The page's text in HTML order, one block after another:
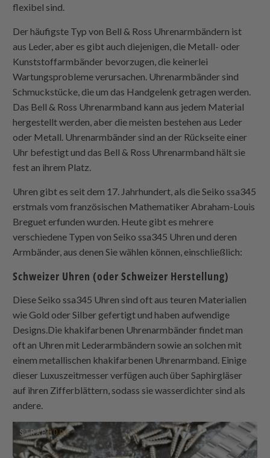
flexibel sind.
Der häufigste Typ von Bell & Ross Uhrenarmbändern ist
aus Leder, aber es gibt auch diejenigen, die Metall- oder
Kunststoffarmbänder bevorzugen, die keinerlei
Wartungsprobleme verursachen. Uhrenarmbänder sind
Schmuckstücke, die um das Handgelenk getragen werden.
Das Bell & Ross Uhrenarmband kann aus jedem Material
hergestellt werden, aber die meisten bestehen aus Leder
oder Metall. Uhrenarmbänder sind an der Rückseite einer
Uhr befestigt und das Bell & Ross Uhrenarmband hält sie
fest an ihrem Platz.
Uhren gibt es seit dem 17. Jahrhundert, als die Seiko ssa345
erstmals vom französischen Mathematiker Abraham-Louis
Breguet erfunden wurden. Heute gibt es mehrere
verschiedene Typen von Seiko ssa345 Uhren und deren
Armbänder, aus denen Sie wählen können, einschließlich:
Schweizer Uhren (oder Schweizer Herstellung)
Diese Seiko ssa345 Uhren sind oft aus teuren Materialien
wie Gold oder Silber gefertigt und haben aufwendige
Designs.Die khakifarbenen Uhrenarmbänder findet man
oft an Uhren mit Lederarmbändern sowie an solchen mit
einem metallischen khakifarbenen Uhrenarmband. Einige
dieser Luxuszeitmesser verfügen auch über Saphirgläser
auf ihren Zifferblättern, sodass sie wasserdichter sind als
andere.